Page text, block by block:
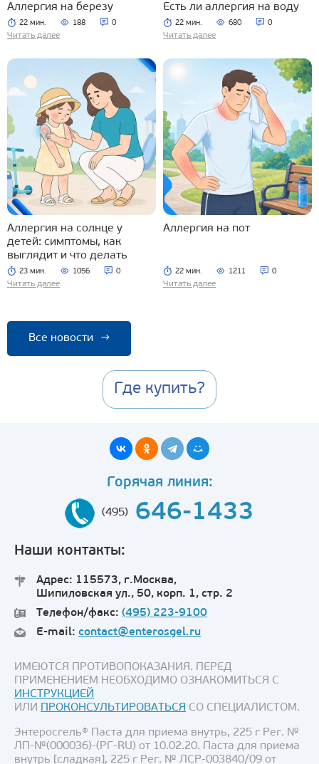
Аллергия на березу
22 мин. 188 0
Читать далее
Есть ли аллергия на воду
22 мин. 680 0
Читать далее
Аллергия на солнце у
детей: симптомы, как
выглядит и что делать
23 мин. 1056 0
Читать далее
Аллергия на пот
22 мин. 1211 0
Читать далее
Все новости →
Где купить?
Горячая линия:
(495) 646-1433
Наши контакты:
Адрес: 115573, г.Москва,
Шипиловская ул., 50, корп. 1, стр. 2
Телефон/факс: (495) 223-9100
E-mail: contact@enterosgel.ru
ИМЕЮТСЯ ПРОТИВОПОКАЗАНИЯ. ПЕРЕД
ПРИМЕНЕНИЕМ НЕОБХОДИМО ОЗНАКОМИТЬСЯ С
ИНСТРУКЦИЕЙ
ИЛИ ПРОКОНСУЛЬТИРОВАТЬСЯ СО СПЕЦИАЛИСТОМ.
Энтеросгель® Паста для приема внутрь, 225 г Рег. №
ЛП-№(000036)-(РГ-RU) от 10.02.20. Паста для приема
внутрь [сладкая], 225 г Рег. № ЛСР-003840/09 от